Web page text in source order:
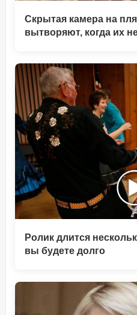
Скрытая камера на
вытворяют, когда их
Ролик длится
вы будете долго